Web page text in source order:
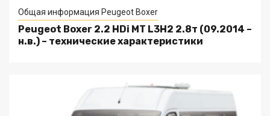
Общая информация Peugeot Boxer
Peugeot Boxer 2.2 HDi MT L3H2 2.8т (09.2014 –
н.в.) – технические характеристики